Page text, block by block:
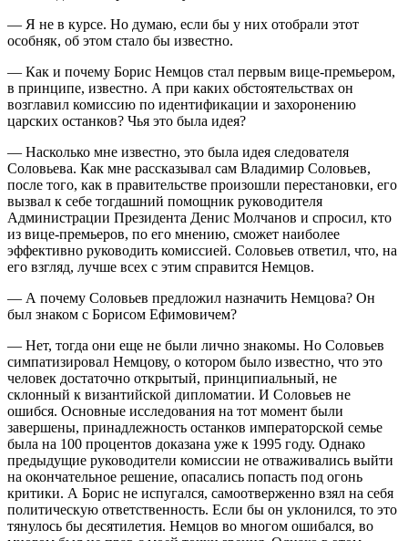
— Я не в курсе. Но думаю, если бы у них отобрали этот
особняк, об этом стало бы известно.
— Как и почему Борис Немцов стал первым вице-премьером,
в принципе, известно. А при каких обстоятельствах он
возглавил комиссию по идентификации и захоронению
царских останков? Чья это была идея?
— Насколько мне известно, это была идея следователя
Соловьева. Как мне рассказывал сам Владимир Соловьев,
после того, как в правительстве произошли перестановки, его
вызвал к себе тогдашний помощник руководителя
Администрации Президента Денис Молчанов и спросил, кто
из вице-премьеров, по его мнению, сможет наиболее
эффективно руководить комиссией. Соловьев ответил, что, на
его взгляд, лучше всех с этим справится Немцов.
— А почему Соловьев предложил назначить Немцова? Он
был знаком с Борисом Ефимовичем?
— Нет, тогда они еще не были лично знакомы. Но Соловьев
симпатизировал Немцову, о котором было известно, что это
человек достаточно открытый, принципиальный, не
склонный к византийской дипломатии. И Соловьев не
ошибся. Основные исследования на тот момент были
завершены, принадлежность останков императорской семье
была на 100 процентов доказана уже к 1995 году. Однако
предыдущие руководители комиссии не отваживались выйти
на окончательное решение, опасались попасть под огонь
критики. А Борис не испугался, самоотверженно взял на себя
политическую ответственность. Если бы он уклонился, то это
тянулось бы десятилетия. Немцов во многом ошибался, во